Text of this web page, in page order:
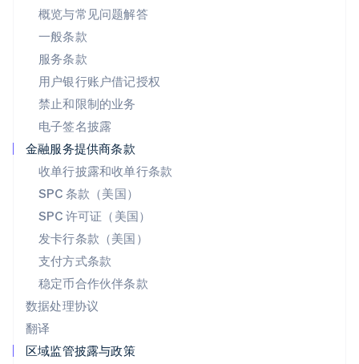
概览与常见问题解答
一般条款
服务条款
用户银行账户借记授权
禁止和限制的业务
电子签名披露
金融服务提供商条款
收单行披露和收单行条款
SPC 条款（美国）
SPC 许可证（美国）
发卡行条款（美国）
支付方式条款
稳定币合作伙伴条款
数据处理协议
翻译
区域监管披露与政策
葡萄牙
Português
日本
日本語English
瑞典
SvenskaEnglish
DeutschFrançais
塞浦路斯
English
斯洛伐克
English
斯洛文尼亚
泰国
ไทยEnglish
希腊
English
西班牙
新加坡